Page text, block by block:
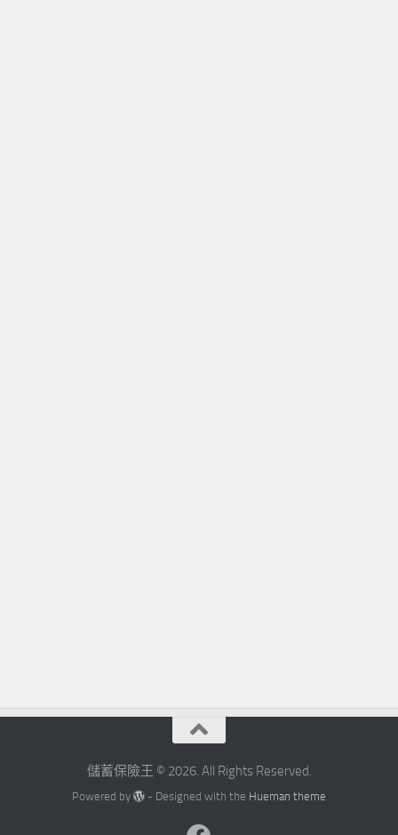
儲蓄保險王 © 2026. All Rights Reserved.
Powered by - Designed with the Hueman theme